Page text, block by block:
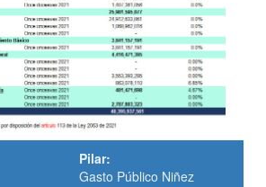
Pilar:
Gasto Público Niñez